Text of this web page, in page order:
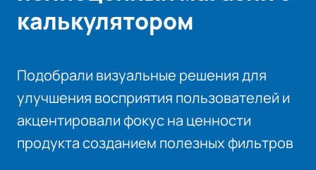
калькулятором
Подобрали визуальные решения для
улучшения восприятия пользователей и
акцентировали фокус на ценности
продукта созданием полезных фильтров